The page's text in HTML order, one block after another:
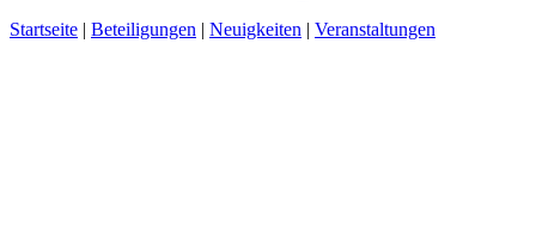
Startseite | Beteiligungen | Neuigkeiten | Veranstaltungen